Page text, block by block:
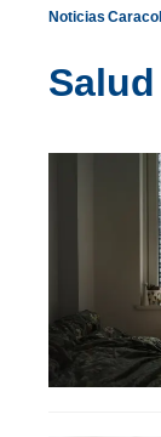
Noticias Caracol